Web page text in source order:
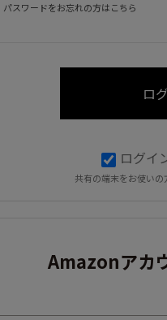
パスワードをお忘れの方はこちら
ログイ
共有の端末をお使い
Amazonアカ